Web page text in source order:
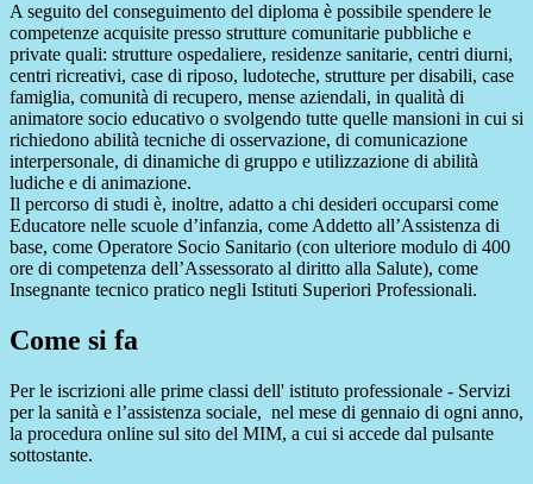
A seguito del conseguimento del diploma è possibile spendere le
competenze acquisite presso strutture comunitarie pubbliche e
private quali: strutture ospedaliere, residenze sanitarie, centri diurni,
centri ricreativi, case di riposo, ludoteche, strutture per disabili, case
famiglia, comunità di recupero, mense aziendali, in qualità di
animatore socio educativo o svolgendo tutte quelle mansioni in cui si
richiedono abilità tecniche di osservazione, di comunicazione
interpersonale, di dinamiche di gruppo e utilizzazione di abilità
ludiche e di animazione.
Il percorso di studi è, inoltre, adatto a chi desideri occuparsi come
Educatore nelle scuole d’infanzia, come Addetto all’Assistenza di
base, come Operatore Socio Sanitario (con ulteriore modulo di 400
ore di competenza dell’Assessorato al diritto alla Salute), come
Insegnante tecnico pratico negli Istituti Superiori Professionali.
Come si fa
Per le iscrizioni alle prime classi dell' istituto professionale - Servizi
per la sanità e l’assistenza sociale, nel mese di gennaio di ogni anno,
la procedura online sul sito del MIM, a cui si accede dal pulsante
sottostante.